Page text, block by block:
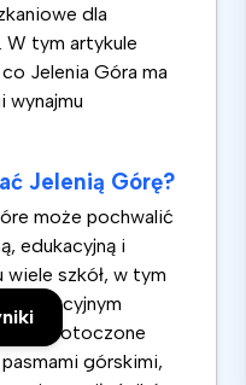
dla
W tym artykule
Jelenia Góra ma
wynajmu
Jelenią Górę?
może pochwalić
edukacyjną i
wiele szkół, w tym
atrakcyjnym
otoczone
górskimi,